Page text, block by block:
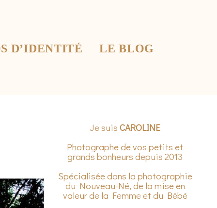
D’IDENTITÉ LE BLOG
Je suisCAROLINE
Photographe de vos petits et
grands bonheurs depuis 2013
Spécialisée dans la photographie
du Nouveau-Né, de la mise en
valeur de la Femme et du Bébé